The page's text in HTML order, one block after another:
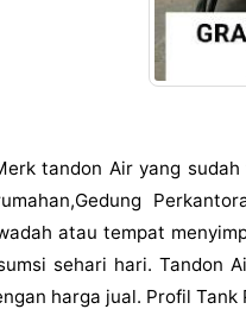
tandon Air yang
atau tempat
sehari hari. Tandon
harga jual. Profil